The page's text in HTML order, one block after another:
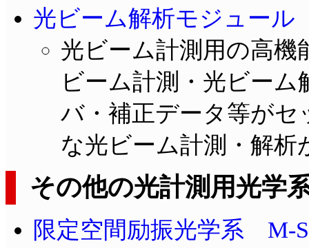
光ビーム解析モジュー
光ビーム計測用の高機
ビーム計測・光ビー
バ・補正データ等が
な光ビーム計測・解析
その他の光計測用光学
限定空間励振光学系 M-